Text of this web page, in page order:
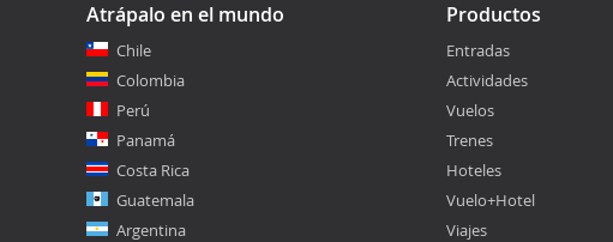
Atrápalo en el mundo
Chile
Colombia
Perú
Panamá
Costa Rica
Guatemala
Argentina
Productos
Entradas
Actividades
Vuelos
Trenes
Hoteles
Vuelo+Hotel
Viajes